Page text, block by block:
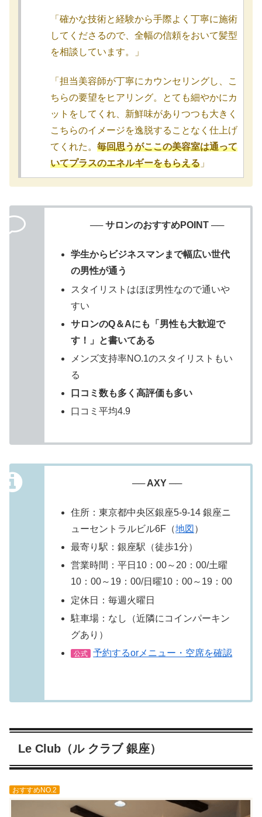
「確かな技術と経験から手際よく丁寧に施術
してくださるので、全幅の信頼をおいて髪型
を相談しています。」
「担当美容師が丁寧にカウンセリングし、こ
ちらの要望をヒアリング。とても細やかにカ
ットをしてくれ、新鮮味がありつつも大きく
こちらのイメージを逸脱することなく仕上げ
てくれた。 毎回思うがここの美容室は通って
いてプラスのエネルギーをもらえる 」
── サロンのおすすめPOINT ──
学生からビジネスマンまで幅広い世代
の男性が通う
スタイリストはほぼ男性なので通いや
すい
サロンのQ＆Aにも「男性も大歓迎で
す！」と書いてある
メンズ支持率NO.1のスタイリストもい
る
口コミ数も多く高評価も多い
口コミ平均4.9
── AXY ──
住所：東京都中央区銀座5-9-14 銀座ニ
ューセントラルビル6F（地図 ）
最寄り駅：銀座駅（徒歩1分）
営業時間：平日10：00～20：00/土曜
10：00～19：00/日曜10：00～19：00
定休日：毎週火曜日
駐車場：なし（近隣にコインパーキン
グあり）
公式 予約するorメニュー・空席を確認
Le Club（ル クラブ 銀座）
おすすめNO.2